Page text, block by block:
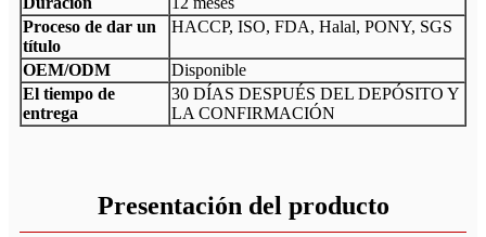
Proceso de dar un
título
HACCP, ISO, FDA, Halal, PONY, SGS
OEM/ODM
Disponible
El tiempo de
entrega
30 DÍAS DESPUÉS DEL DEPÓSITO Y
LA CONFIRMACIÓN
Presentación del producto